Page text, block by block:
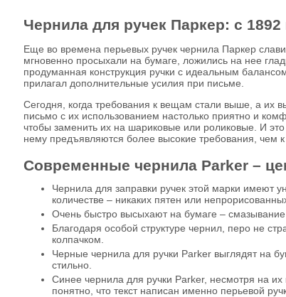
Чернила для ручек Паркер: с
Еще во времена перьевых ручек чернила Паркер
мгновенно просыхали на бумаге, ложились на нее
продуманная конструкция ручки с идеальным
прилагал дополнительные усилия при письме.
Сегодня, когда требования к вещам стали выше, а их
письмо с их использованием настолько приятно и
чтобы заменить их на шариковые или роликовые. И
нему предъявляются более высокие требования, чем
Современные чернила Parker –
Чернила для заправки ручек этой марки имеют
количестве – никаких пятен или
Очень быстро высыхают на бумаге – смазывание
Благодаря особой структуре чернил, перо не
колпачком.
Черные чернила для ручки Parker выглядят на
стильно.
Синее чернила для ручки Parker, несмотря на
понятно, что текст написан именно перьевой